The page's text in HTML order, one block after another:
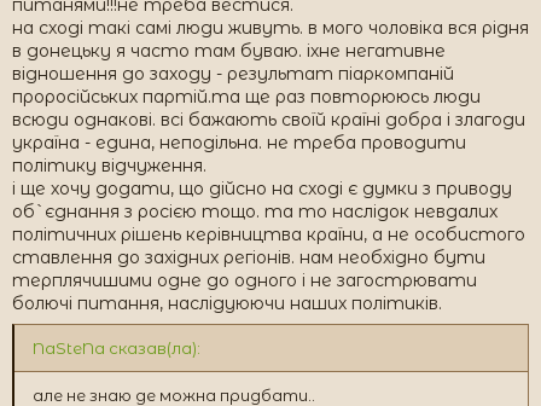
питанями!!!не треба вестися.
на сході такі самі люди живуть. в мого чоловіка вся рідня
в донецьку я часто там буваю. іхне негативне
відношення до заходу - результат піаркомпаній
проросійських партій.та ще раз повторююсь люди
всюди однакові. всі бажають своїй країні добра і злагоди
україна - едина, неподільна. не треба проводити
політику відчуження.
і ще хочу додати, що дійсно на сході є думки з приводу
об`єднання з росією тощо. та то наслідок невдалих
політичних рішень керівництва країни, а не особистого
ставлення до західних регіонів. нам необхідно бути
терплячишими одне до одного і не загострювати
болючі питання, наслідуюючи наших політиків.
NaSteNa сказав(ла):
але не знаю де можна придбати..